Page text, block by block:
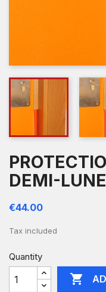
DEMI-
€44.00
Tax included
Quantity
